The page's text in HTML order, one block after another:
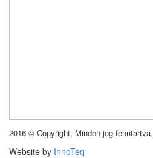
2016 © Copyright, Minden jog fenntartva.
Website by InnoTeq